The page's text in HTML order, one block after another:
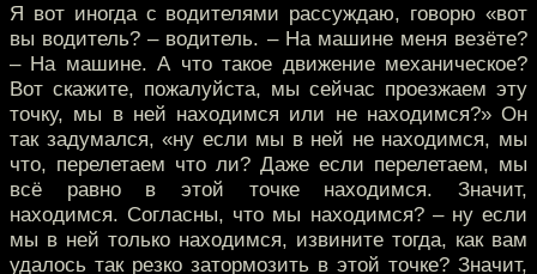
Я вот иногда с водителями рассуждаю, говорю «вот
вы водитель? – водитель. – На машине меня везёте?
– На машине. А что такое движение механическое?
Вот скажите, пожалуйста, мы сейчас проезжаем эту
точку, мы в ней находимся или не находимся?» Он
так задумался, «ну если мы в ней не находимся, мы
что, перелетаем что ли? Даже если перелетаем, мы
всё равно в этой точке находимся. Значит,
находимся. Согласны, что мы находимся? – ну если
мы в ней только находимся, извините тогда, как вам
удалось так резко затормозить в этой точке? Значит,